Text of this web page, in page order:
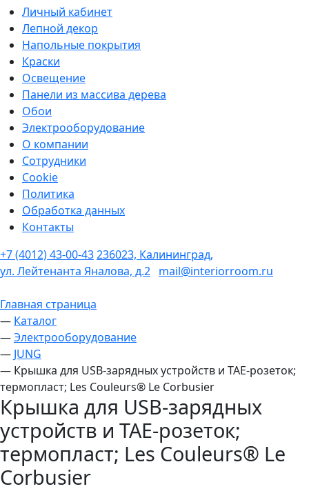
Личный кабинет
Лепной декор
Напольные покрытия
Краски
Освещение
Панели из массива дерева
Обои
Электрооборудование
О компании
Сотрудники
Cookie
Политика
Обработка данных
Контакты
+7 (4012) 43-00-43236023, Калининград,
ул. Лейтенанта Яналова, д.2 mail@interiorroom.ru
Главная страница
— Каталог
—Электрооборудование
— JUNG
— Крышка для USB-зарядных устройств и TAE-розеток;
термопласт; Les Couleurs® Le Corbusier
Крышка для USB-зарядных
устройств и TAE-розеток;
термопласт; Les Couleurs® Le
Corbusier